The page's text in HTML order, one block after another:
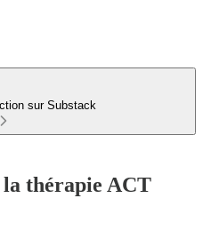
sur Substack
la thérapie ACT